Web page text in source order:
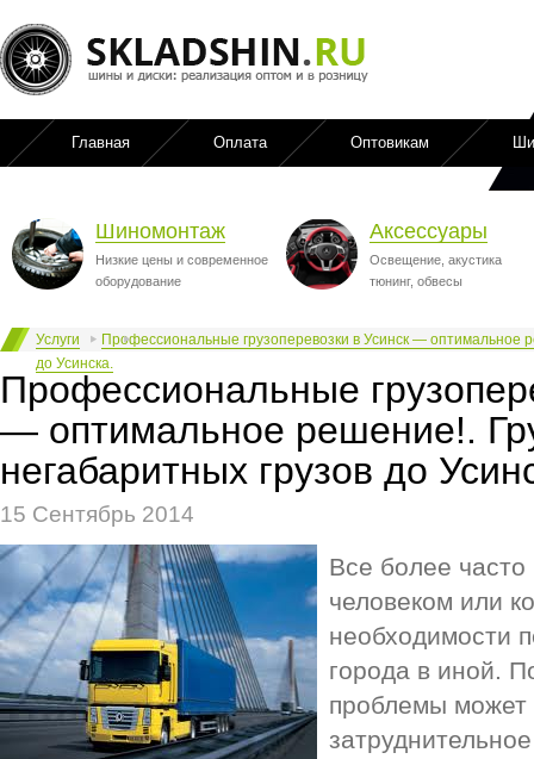
Главная Оплата Оптовикам
Шиномонтаж
Низкие цены и современное
оборудование
Аксессуары
Освещение, акустика
тюнинг, обвесы
Услуги
Профессиональные грузоперевозки в Усинск — оптимальное
до Усинска.
Профессиональные
— оптимальное решение!.
негабаритных грузов до
15 Сентябрь 2014
Все более
человеком или
необходимости
города в иной.
проблемы может